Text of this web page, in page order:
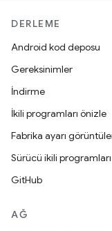
DERLEME
Android kod deposu
Gereksinimler
İndirme
İkili programları önizle
Fabrika ayarı
Sürücü ikili programları
GitHub
AĞ